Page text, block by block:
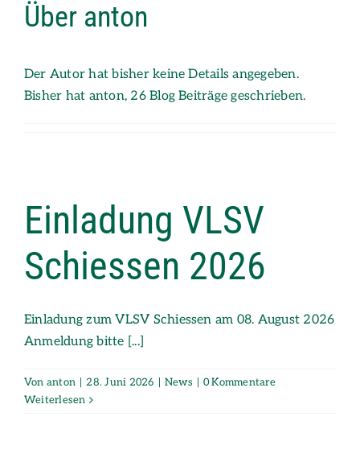
Zum
InhaltÜber anton
Der Autor hat bisher keine Details angegeben.
Bisher hat anton, 26 Blog Beiträge geschrieben.
Einladung VLSV
Schiessen 2026
Einladung zum VLSV Schiessen am 08. August 2026
Anmeldung bitte [...]
Von anton 28. Juni 2026 News
0 Kommentare
Weiterlesen